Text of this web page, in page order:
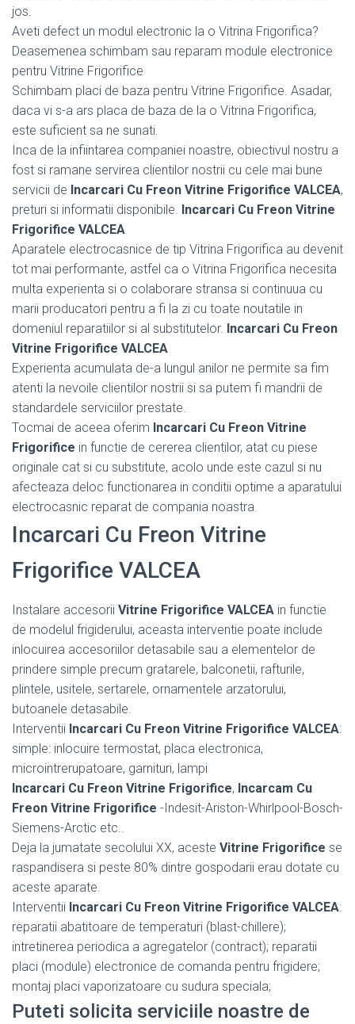
jos.
Aveti defect un modul electronic la o Vitrina Frigorifica?
Deasemenea schimbam sau reparam module electronice
pentru Vitrine Frigorifice
Schimbam placi de baza pentru Vitrine Frigorifice. Asadar,
daca vi s-a ars placa de baza de la o Vitrina Frigorifica,
este suficient sa ne sunati.
Inca de la infiintarea companiei noastre, obiectivul nostru a
fost si ramane servirea clientilor nostrii cu cele mai bune
servicii de Incarcari Cu Freon Vitrine Frigorifice VALCEA,
preturi si informatii disponibile. Incarcari Cu Freon Vitrine
Frigorifice VALCEA
Aparatele electrocasnice de tip Vitrina Frigorifica au devenit
tot mai performante, astfel ca o Vitrina Frigorifica necesita
multa experienta si o colaborare stransa si continuua cu
marii producatori pentru a fi la zi cu toate noutatile in
domeniul reparatiilor si al substitutelor. Incarcari Cu Freon
Vitrine Frigorifice VALCEA
Experienta acumulata de-a lungul anilor ne permite sa fim
atenti la nevoile clientilor nostrii si sa putem fi mandrii de
standardele serviciilor prestate.
Tocmai de aceea oferim Incarcari Cu Freon Vitrine
Frigorifice in functie de cererea clientilor, atat cu piese
originale cat si cu substitute, acolo unde este cazul si nu
afecteaza deloc functionarea in conditii optime a aparatului
electrocasnic reparat de compania noastra.
Incarcari Cu Freon Vitrine
Frigorifice VALCEA
Instalare accesorii Vitrine Frigorifice VALCEA in functie
de modelul frigiderului, aceasta interventie poate include
inlocuirea accesoriilor detasabile sau a elementelor de
prindere simple precum gratarele, balconetii, rafturile,
plintele, usitele, sertarele, ornamentele arzatorului,
butoanele detasabile.
Interventii Incarcari Cu Freon Vitrine Frigorifice VALCEA:
simple: inlocuire termostat, placa electronica,
microintrerupatoare, garnituri, lampi
Incarcari Cu Freon Vitrine Frigorifice, Incarcam Cu
Freon Vitrine Frigorifice -Indesit-Ariston-Whirlpool-Bosch-
Siemens-Arctic etc..
Deja la jumatate secolului XX, aceste Vitrine Frigorifice se
raspandisera si peste 80% dintre gospodarii erau dotate cu
aceste aparate.
Interventii Incarcari Cu Freon Vitrine Frigorifice VALCEA:
reparatii abatitoare de temperaturi (blast-chillere);
intretinerea periodica a agregatelor (contract); reparatii
placi (module) electronice de comanda pentru frigidere;
montaj placi vaporizatoare cu sudura speciala;
Puteti solicita serviciile noastre de